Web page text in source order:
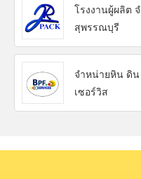
โรงงานผู้ผลิต
สุพรรณบุรี
จำหน่ายหิน ดิน
เซอร์วิส